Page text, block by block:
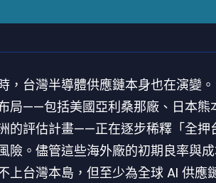
，台灣半導體供應鏈本身也在演變
局——包括美國亞利桑那廠、日本熊
的評估計畫——正在逐步稀釋「全押
險。儘管這些海外廠的初期良率與
上台灣本島，但至少為全球 AI 供應